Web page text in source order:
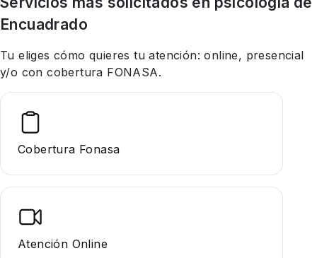
Encuadrado
Tu eliges cómo quieres tu atención: online, presencial
y/o con cobertura FONASA.
Cobertura Fonasa
Atención Online